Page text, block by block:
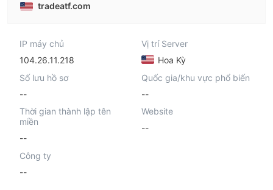
tradeatf.com
IP máy chủ
104.26.11.218
Vị trí Server
Hoa Kỳ
Số lưu hồ sơ
--
Quốc gia/khu vực phổ biến
--
Thời gian thành lập tên
miền
--
Website
--
Công ty
--